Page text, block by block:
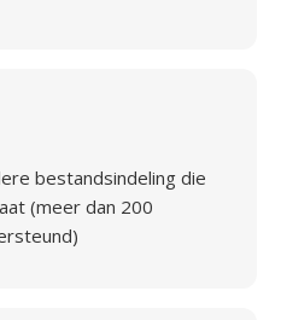
bestandsindeling die
(meer dan 200